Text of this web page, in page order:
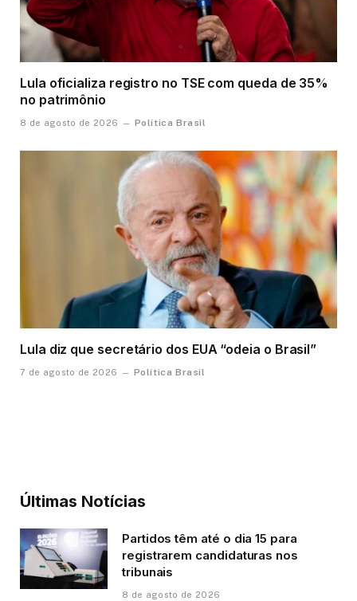
Lula oficializa registro no TSE com queda de 35%
no patrimônio
8 de agosto de 2026 Política Brasil
Lula diz que secretário dos EUA “odeia o Brasil”
7 de agosto de 2026 Política Brasil
Últimas Notícias
Partidos têm até o dia 15 para
registrarem candidaturas nos
tribunais
8 de agosto de 2026